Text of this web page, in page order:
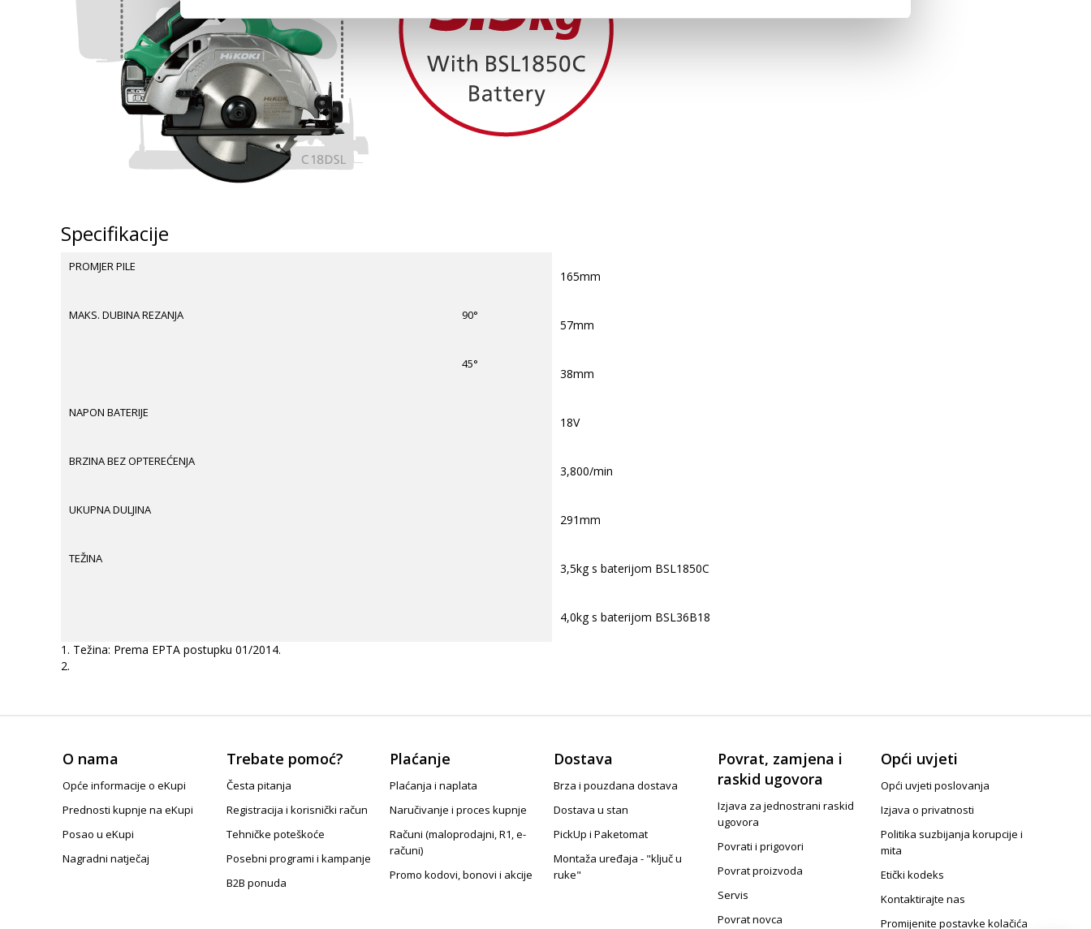
Specifikacije
PROMJER PILE
165mm
MAKS. DUBINA REZANJA 90°
57mm
45°
38mm
NAPON BATERIJE
18V
BRZINA BEZ OPTEREĆENJA
3,800/min
UKUPNA DULJINA
291mm
TEŽINA
3,5kg s baterijom BSL1850C
4,0kg s baterijom BSL36B18
Težina: Prema EPTA postupku 01/2014.
O nama
Opće informacije o eKupi
Prednosti kupnje na eKupi
Posao u eKupi
Nagradni natječaj
Trebate pomoć?
Česta pitanja
Registracija i korisnički račun
Tehničke poteškoće
Posebni programi i kampanje
B2B ponuda
Plaćanje
Plaćanja i naplata
Naručivanje i proces kupnje
Računi (maloprodajni, R1, e-
računi)
Promo kodovi, bonovi i akcije
Dostava
Brza i pouzdana dostava
Dostava u stan
PickUp i Paketomat
Montaža uređaja - "ključ u
ruke"
Povrat, zamjena i
raskid ugovora
Izjava za jednostrani raskid
ugovora
Povrati i prigovori
Povrat proizvoda
Servis
Povrat novca
Opći uvjeti
Opći uvjeti poslovanja
Izjava o privatnosti
Politika suzbijanja korupcije i
mita
Etički kodeks
Kontaktirajte nas
Promijenite postavke kolačića